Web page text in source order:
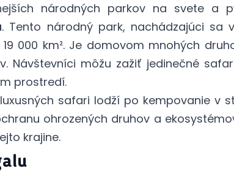
národných parkov na svete a
. Tento národný park, nachádzajúci sa
000 km². Je domovom mnohých
Návštevníci môžu zažiť jedinečné
prostredí.
safari lodží po kempovanie v
ohrozených druhov a
krajine.